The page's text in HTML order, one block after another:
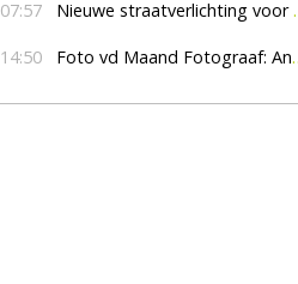
07:57 Nieuwe straatverlichting voor De Veldmaat en De Pas
14:50 Foto vd Maand Fotograaf: Anna Jalving